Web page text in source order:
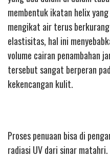
membentuk ikatan helix
mengikat air terus
elastisitas, hal ini
volume cairan penambahan
tersebut sangat berperan
kekencangan kulit.
Proses penuaan bisa di
radiasi UV dari sinar